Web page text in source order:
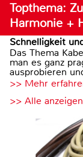
Topthema:
Harmonie +
Schnelligkeit
Das Thema
man es ganz
ausprobieren
>> Mehr
>> Alle anzeigen